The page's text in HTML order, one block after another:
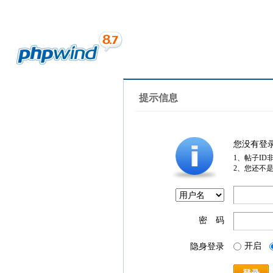
提示信息
您没有登
1、帖子ID
2、您还不
密 码
隐身登录 开启